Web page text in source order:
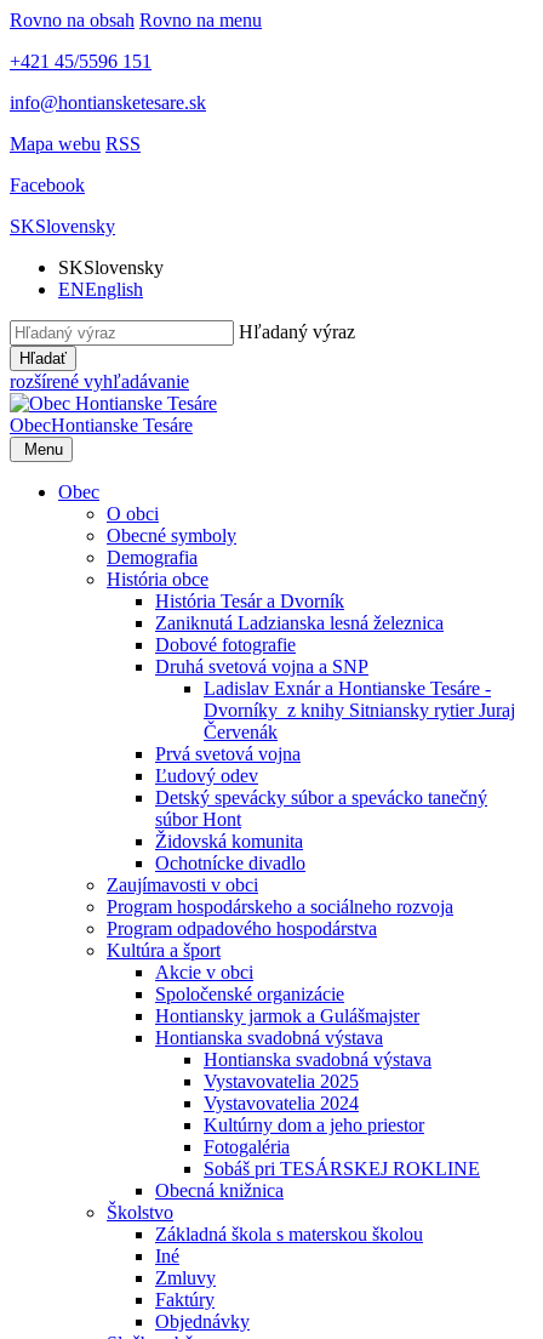
Rovno na obsah Rovno na menu
+421 45/5596 151
info@hontiansketesare.sk
Mapa webu RSS
Facebook
SKSlovensky
SKSlovensky
ENEnglish
Hľadaný výraz
Hľadať
rozšírené vyhľadávanie
ObecHontianske Tesáre
Menu
Obec
O obci
Obecné symboly
Demografia
História obce
História Tesár a Dvorník
Zaniknutá Ladzianska lesná železnica
Dobové fotografie
Druhá svetová vojna a SNP
Ladislav Exnár a Hontianske Tesáre -
Dvorníky z knihy Sitniansky rytier Juraj
Červenák
Prvá svetová vojna
Ľudový odev
Detský spevácky súbor a spevácko tanečný
súbor Hont
Židovská komunita
Ochotnícke divadlo
Zaujímavosti v obci
Program hospodárskeho a sociálneho rozvoja
Program odpadového hospodárstva
Kultúra a šport
Akcie v obci
Spoločenské organizácie
Hontiansky jarmok a Gulášmajster
Hontianska svadobná výstava
Hontianska svadobná výstava
Vystavovatelia 2025
Vystavovatelia 2024
Kultúrny dom a jeho priestor
Fotogaléria
Sobáš pri TESÁRSKEJ ROKLINE
Obecná knižnica
Školstvo
Základná škola s materskou školou
Iné
Zmluvy
Faktúry
Objednávky